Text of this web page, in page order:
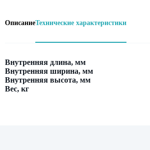
ОписаниеТехнические характеристики
Внутренняя длина, мм
Внутренняя ширина, мм
Внутренняя высота, мм
Вес, кг